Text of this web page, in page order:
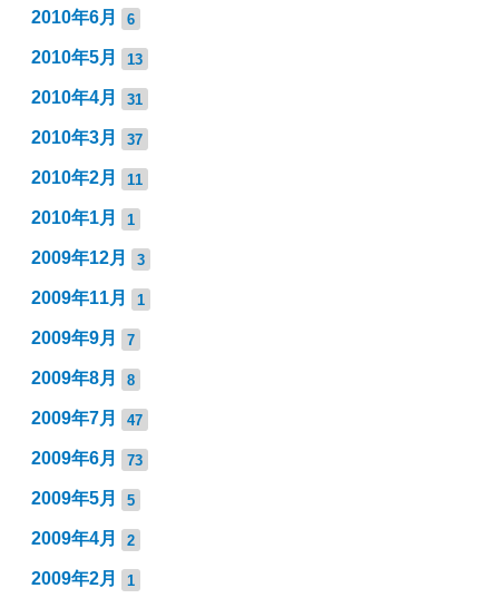
2010年6月 6
2010年5月 13
2010年4月 31
2010年3月 37
2010年2月 11
2010年1月 1
2009年12月 3
2009年11月 1
2009年9月 7
2009年8月 8
2009年7月 47
2009年6月 73
2009年5月 5
2009年4月 2
2009年2月 1